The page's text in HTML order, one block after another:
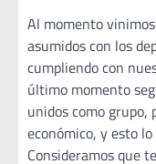
Al momento
asumidos con los
cumpliendo con
último momento
unidos como
económico, y esto
Consideramos que